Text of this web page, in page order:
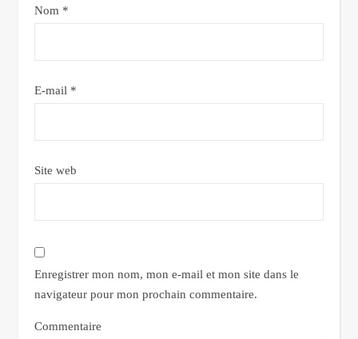
Nom *
E-mail *
Site web
Enregistrer mon nom, mon e-mail et mon site dans le
navigateur pour mon prochain commentaire.
Commentaire